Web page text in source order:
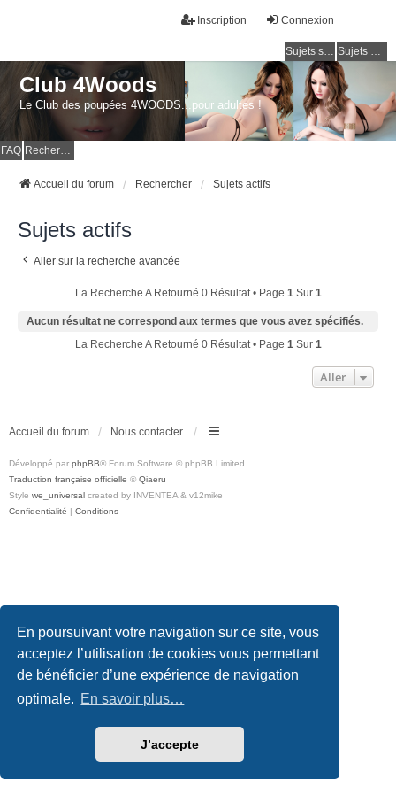
En poursuivant votre navigation sur ce site, vous
acceptez l’utilisation de cookies vous permettant
de bénéficier d’une expérience de navigation
optimale. En savoir plus…
J’accepte
Connexion
Inscription
Sujets sans réponse Sujets actifs
Club 4Woods
Le Club des poupées 4WOODS...pour adultes !
FAQ
Accueil du forum Rechercher Sujets actifs
Sujets actifs
Aller sur la recherche avancée
La Recherche A Retourné 0 Résultat • Page 1 Sur 1
Aucun résultat ne correspond aux termes que vous avez spécifiés.
La Recherche A Retourné 0 Résultat • Page 1 Sur 1
Aller
Accueil du forum Nous contacter
Développé par phpBB® Forum Software © phpBB Limited
Traduction française officielle © Qiaeru
Style we_universal created by INVENTEA & v12mike
Confidentialité | Conditions